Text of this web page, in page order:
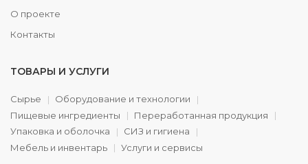
О проекте
Контакты
ТОВАРЫ И УСЛУГИ
Сырье
Оборудование и технологии
Пищевые ингредиенты
Переработанная продукция
Упаковка и оболочка
СИЗ и гигиена
Мебель и инвентарь
Услуги и сервисы